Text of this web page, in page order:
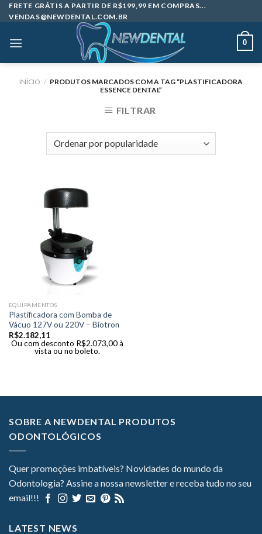
Skip
to
FRETE GRÁTIS A PARTIR DE R$199,99 EM COMPRAS...
VENDAS@NEWDENTAL.COM.BR
0
INÍCIO / PRODUTOS MARCADOS COM A TAG “PLASTIFICADORA
ESSENCE DENTAL”
FILTRAR
EQUIPAMENTOS
Plastificadora com Bomba de
Vácuo 127V ou 220V – Biotron
R$2.182,11
Ou com desconto R$2.073,00 à
vista ou no boleto.
SOBRE A NEWDENTAL PRODUTOS
ODONTOLÓGICOS
Quer promoções imbatíveis? Novidades do mundo da
Odontologia? Assine a nossa newsletter e receba tudo no seu
email!!!
LATEST NEWS